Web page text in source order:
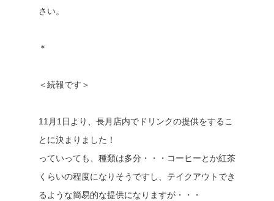
さい。
＊
＜続報です＞
11月1日より、長月店内でドリンクの提供をするこ
とに決まりました！
っていっても、種類は多分・・・コーヒーとか紅茶
くらいの程度になりそうですし、テイクアウトでき
るような簡易的な提供になりますが・・・